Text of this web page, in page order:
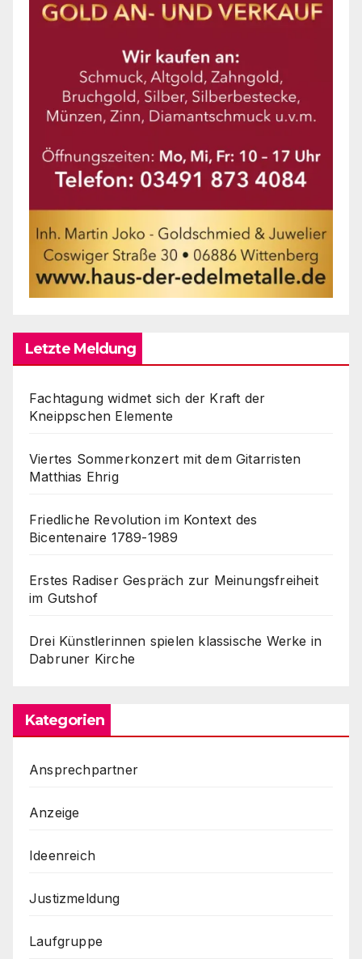
Letzte Meldung
Fachtagung widmet sich der Kraft der
Kneippschen Elemente
Viertes Sommerkonzert mit dem Gitarristen
Matthias Ehrig
Friedliche Revolution im Kontext des
Bicentenaire 1789-1989
Erstes Radiser Gespräch zur Meinungsfreiheit
im Gutshof
Drei Künstlerinnen spielen klassische Werke in
Dabruner Kirche
Kategorien
Ansprechpartner
Anzeige
Ideenreich
Justizmeldung
Laufgruppe